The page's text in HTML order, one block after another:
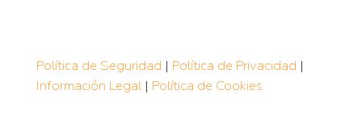
Política de Seguridad | Política de Privacidad |
Información Legal | Política de Cookies